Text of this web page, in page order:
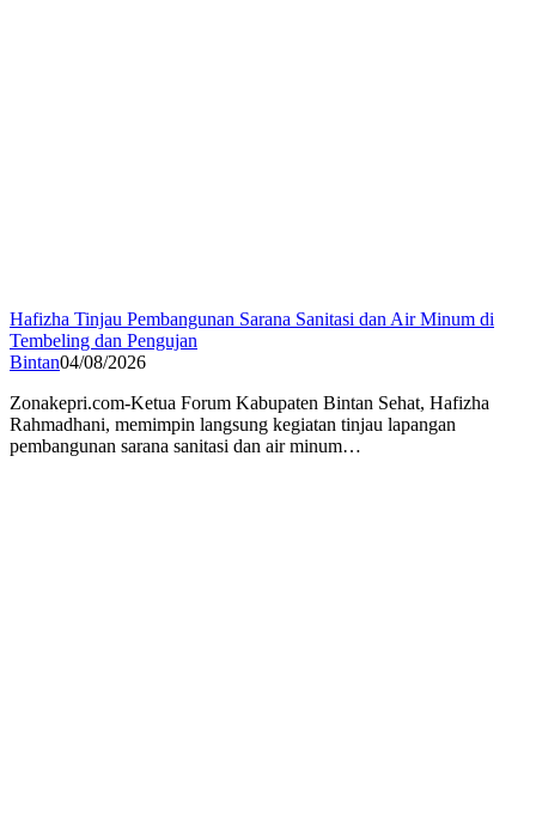
Hafizha Tinjau Pembangunan Sarana Sanitasi dan Air Minum di
Tembeling dan Pengujan
Bintan04/08/2026
Zonakepri.com-Ketua Forum Kabupaten Bintan Sehat, Hafizha
Rahmadhani, memimpin langsung kegiatan tinjau lapangan
pembangunan sarana sanitasi dan air minum…